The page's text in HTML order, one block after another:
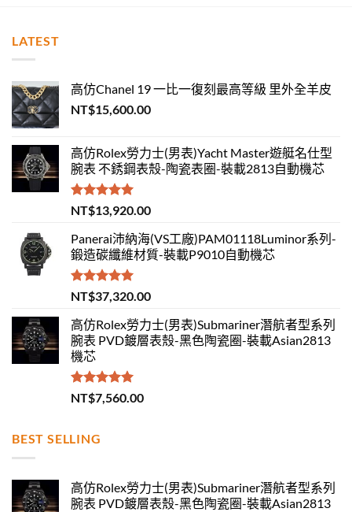
LATEST
高仿Chanel 19 一比一復刻最高等級 里外全羊皮
NT$15,600.00
高仿Rolex勞力士(男表)Yacht Master遊艇名仕型
腕表 不銹鋼表殼-陶瓷表圈-裝載2813自動機芯
評分5.00
滿分 5
NT$13,920.00
Panerai沛納海(VS工廠)PAM01118Luminor系列-
鍛造碳纖維材質-裝載P9010自動機芯
評分5.00
滿分 5
NT$37,320.00
高仿Rolex勞力士(男表)Submariner潛航者型系列
腕表 PVD鍍層表殼-黑色陶瓷圈-裝載Asian2813
機芯
評分 5.00
滿分 5
NT$7,560.00
BEST SELLING
高仿Rolex勞力士(男表)Submariner潛航者型系列
腕表 PVD鍍層表殼-黑色陶瓷圈-裝載Asian2813